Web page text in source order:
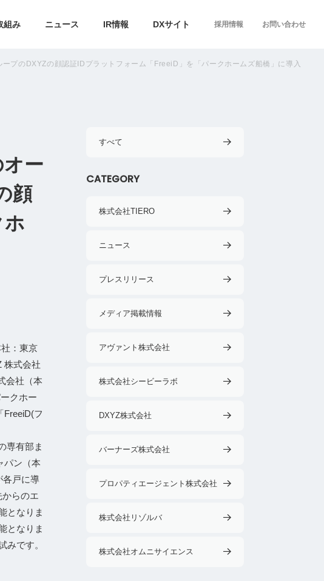
組み ニュース IR情報 DXサイト 採用情報 お問い合わせ
プのDXYZの顔認証IDプラットフォーム「FreeiD」を「パークホームズ船橋」に導入
ー
顔
ホ
：東京
株式会社
会社（本
クホー
FreeiD(フ
専有部ま
パン（本
各戸に導
らのエ
となりま
となりま
みです。
すべて
CATEGORY
株式会社TIERO
ニュース
プレスリリース
メディア掲載情報
アヴァント株式会社
株式会社シービーラボ
DXYZ株式会社
バーナーズ株式会社
プロパティエージェント株式会社
株式会社リゾルバ
株式会社オムニサイエンス